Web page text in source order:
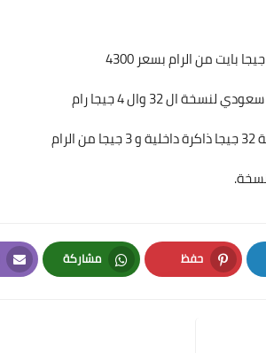
حفظ
Pinterest
مشاركة
Whatsapp